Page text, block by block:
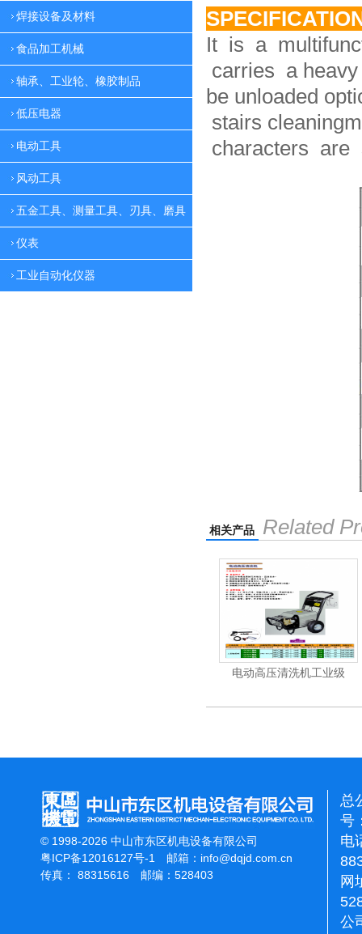
焊接设备及材料
食品加工机械
轴承、工业轮、橡胶制品
低压电器
电动工具
风动工具
五金工具、测量工具、刃具、磨具
仪表
工业自动化仪器
It is a
carries a
be unloaded
stairs
characters
相关产品 Related
电动高压清洗机工业级
© 1998-2026 中山市东区机电设备有限公司
粤ICP备12016127号-1
邮箱： info@dqjd.com.cn
传真： 88315616 邮编：528403
总
号
电
网
公